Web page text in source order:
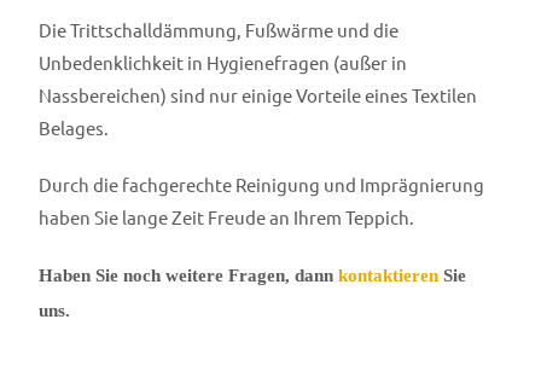
Die Trittschalldämmung, Fußwärme und die
Unbedenklichkeit in Hygienefragen (außer in
Nassbereichen) sind nur einige Vorteile eines Textilen
Belages.
Durch die fachgerechte Reinigung und Imprägnierung
haben Sie lange Zeit Freude an Ihrem Teppich.
Haben Sie noch weitere Fragen, dannkontaktieren Sie
uns.